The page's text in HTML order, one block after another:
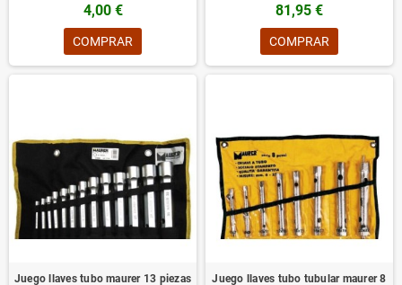
4,00 €
COMPRAR
81,95 €
COMPRAR
Juego llaves tubo maurer 13 piezas Juego llaves tubo tubular maurer 8